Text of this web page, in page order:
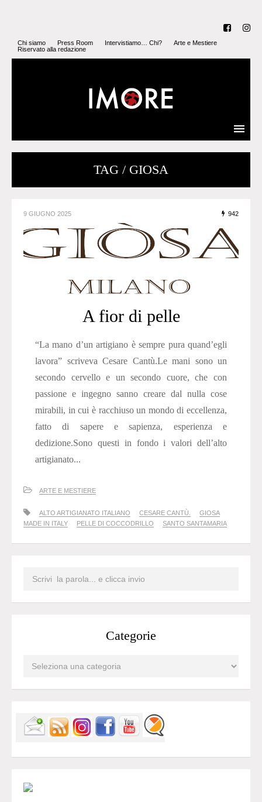
Chi siamo Press Room Intervistiamo… Chi?
Arte e Mestiere
Riservato alla redazione
TAG / GIOSA
9 GIUGNO 2025 942
A fior di pelle
“La mano d’un artigiano è sempre pura quand’egli
lavora” scriveva Cesare Cantù.Le mani sono un
secondo cervello e un secondo cuore, che con
passione e ingegno sanno creare dal nulla cose
mirabili, in cui è racchiuso un mondo di eccellenza,
fatto di sapere e sapienza, esperienza e
dedizione.Sono questi in fondo i valori dell’alto
artigianato...
ARTE E MESTIERE
ALTO ARTIGIANATO ITALIANO CESARE CANTÙ.
GIOSA
MADE IN ITALY
PELLE DI COCCODRILLO SANTO SANTAMARIA
Categorie